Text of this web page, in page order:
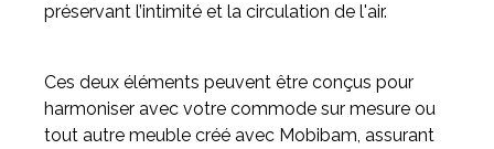
préservant l’intimité et la circulation de l'air.
Ces deux éléments peuvent être conçus pour
harmoniser avec votre commode sur mesure ou
tout autre meuble créé avec Mobibam, assurant